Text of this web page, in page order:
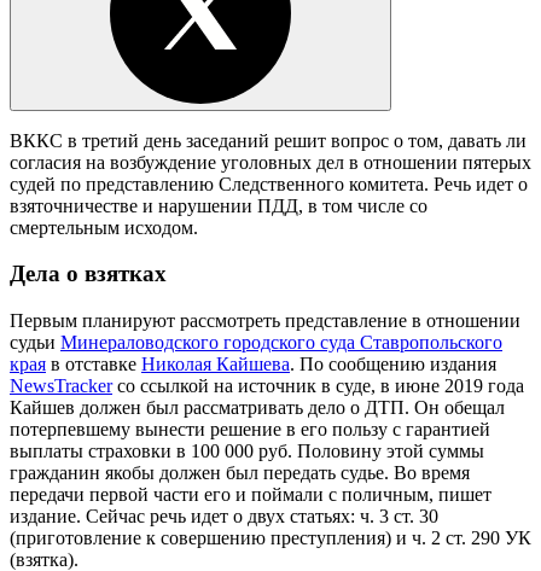
ВККС в третий день заседаний решит вопрос о том, давать ли
согласия на возбуждение уголовных дел в отношении пятерых
судей по представлению Следственного комитета. Речь идет о
взяточничестве и нарушении ПДД, в том числе со
смертельным исходом.
Дела о взятках
Первым планируют рассмотреть представление в отношении
судьи Минераловодского городского суда Ставропольского
края в отставке Николая Кайшева. По сообщению издания
NewsTrackerсо ссылкой на источник в суде, в июне 2019 года
Кайшев должен был рассматривать дело о ДТП. Он обещал
потерпевшему вынести решение в его пользу с гарантией
выплаты страховки в 100 000 руб. Половину этой суммы
гражданин якобы должен был передать судье. Во время
передачи первой части его и поймали с поличным, пишет
издание. Сейчас речь идет о двух статьях: ч. 3 ст. 30
(приготовление к совершению преступления) и ч. 2 ст. 290 УК
(взятка).